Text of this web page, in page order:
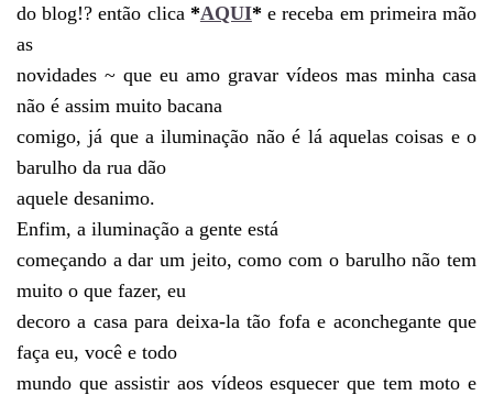
do blog!? então clica *AQUI* e receba em primeira mão
as
novidades ~ que eu amo gravar vídeos mas minha casa
não é assim muito bacana
comigo, já que a iluminação não é lá aquelas coisas e o
barulho da rua dão
aquele desanimo.
Enfim, a iluminação a gente está
começando a dar um jeito, como com o barulho não tem
muito o que fazer, eu
decoro a casa para deixa-la tão fofa e aconchegante que
faça eu, você e todo
mundo que assistir aos vídeos esquecer que tem moto e